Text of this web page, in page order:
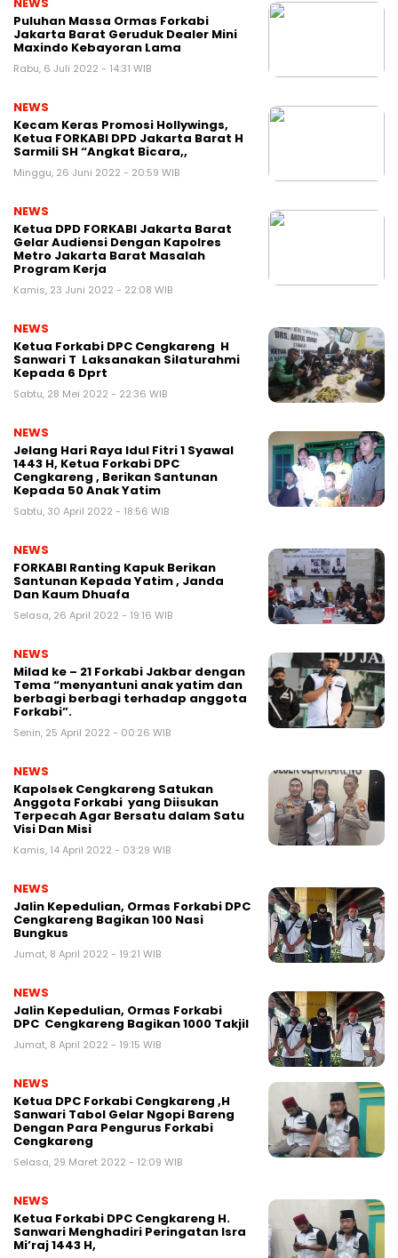
NEWS
Puluhan Massa Ormas Forkabi
Jakarta Barat Geruduk Dealer Mini
Maxindo Kebayoran Lama
Rabu, 6 Juli 2022 - 14:31 WIB
NEWS
Kecam Keras Promosi Hollywings,
Ketua FORKABI DPD Jakarta Barat H
Sarmili SH “Angkat Bicara,,
Minggu, 26 Juni 2022 - 20:59 WIB
NEWS
Ketua DPD FORKABI Jakarta Barat
Gelar Audiensi Dengan Kapolres
Metro Jakarta Barat Masalah
Program Kerja
Kamis, 23 Juni 2022 - 22:08 WIB
NEWS
Ketua Forkabi DPC Cengkareng H
Sanwari T Laksanakan Silaturahmi
Kepada 6 Dprt
Sabtu, 28 Mei 2022 - 22:36 WIB
NEWS
Jelang Hari Raya Idul Fitri 1 Syawal
1443 H, Ketua Forkabi DPC
Cengkareng , Berikan Santunan
Kepada 50 Anak Yatim
Sabtu, 30 April 2022 - 18:56 WIB
NEWS
FORKABI Ranting Kapuk Berikan
Santunan Kepada Yatim , Janda
Dan Kaum Dhuafa
Selasa, 26 April 2022 - 19:16 WIB
NEWS
Milad ke – 21 Forkabi Jakbar dengan
Tema “menyantuni anak yatim dan
berbagi berbagi terhadap anggota
Forkabi”.
Senin, 25 April 2022 - 00:26 WIB
NEWS
Kapolsek Cengkareng Satukan
Anggota Forkabi yang Diisukan
Terpecah Agar Bersatu dalam Satu
Visi Dan Misi
Kamis, 14 April 2022 - 03:29 WIB
NEWS
Jalin Kepedulian, Ormas Forkabi DPC
Cengkareng Bagikan 100 Nasi
Bungkus
Jumat, 8 April 2022 - 19:21 WIB
NEWS
Jalin Kepedulian, Ormas Forkabi
DPC Cengkareng Bagikan 1000 Takjil
Jumat, 8 April 2022 - 19:15 WIB
NEWS
Ketua DPC Forkabi Cengkareng ,H
Sanwari Tabol Gelar Ngopi Bareng
Dengan Para Pengurus Forkabi
Cengkareng
Selasa, 29 Maret 2022 - 12:09 WIB
NEWS
Ketua Forkabi DPC Cengkareng H.
Sanwari Menghadiri Peringatan Isra
Mi’raj 1443 H,